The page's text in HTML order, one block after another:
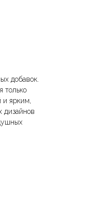
добавок.
только
и ярким,
дизайнов